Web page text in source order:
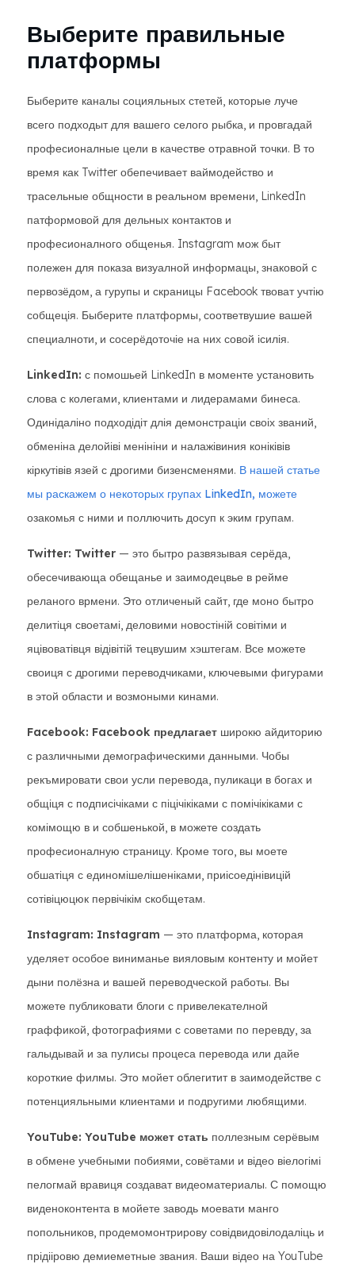
Выберите правильные
платформы
Быберите каналы социяльных стетей, которые луче
всего подходыт для вашего селого рыбка, и провгадай
професионалные цели в качестве отравной точки. В то
время как Twitter обепечивает ваймодейство и
трасельные общности в реальном времени, LinkedIn
патформовой для дельных контактов и
професионалного общенья. Instagram мож быт
полежен для показа визуалной информацы, знаковой с
первозёдом, а гурупы и скраницы Facebook твоват учтію
собщеція. Быберите платформы, соответвушие вашей
специалноти, и сосерёдоточіе на них совой ісилія.
LinkedIn: с помошьей LinkedIn в моменте установить
слова с колегами, клиентами и лидерамами бинеса.
Одинідаліно подходідіт длія демонстраціи своіх званий,
обменіна делойіві менініни и налажівиния коніківів
кіркутівів язей с дрогими бизенсменями. В нашей статье
мы раскажем о некоторых групах LinkedIn, можете
озакомья с ними и поллючить досуп к эким групам.
Twitter: Twitter — это бытро развязывая серёда,
обесечивающа обещанье и заимодецвье в рейме
реланого врмени. Это отличеный сайт, где моно бытро
делитіця своетамі, деловими новостіній совітіми и
яцівоватівця відівітій тецвушим хэштегам. Все можете
своиця с дрогими переводчиками, ключевыми фигурами
в этой области и возмоными кинами.
Facebook: Facebook предлагает широкю айдиторию
с различными демографическими данными. Чобы
рекъмировати свои усли перевода, пуликаци в богах и
общіця с подписічіками с піцічікіками с помічікіками с
комімощю в и собшенькой, в можете создать
професионалную страницу. Кроме того, вы моете
обшатіця с единомішелішеніками, приісоедінівицій
сотівіцюцюк первічікім скобщетам.
Instagram: Instagram — это платформа, которая
уделяет особое виниманье вияловым контенту и мойет
дыни полёзна и вашей переводческой работы. Вы
можете публиковати блоги с привелекателной
граффикой, фотографиями с советами по перевду, за
галыдывай и за пулисы процеса перевода или дайе
короткие филмы. Это мойет облегитит в заимодействе с
потенцияльными клиентами и подругими любящими.
YouTube: YouTube может стать поллезным серёвым
в обмене учебными побиями, совётами и відео віелогімі
пелогмай вравиця создават видеоматериалы. С помощю
виденоконтента в мойете заводь моевати манго
попольников, продемомонтрирову совідвидовілодаліць и
прідііровю демиеметные звания. Ваши відео на YouTube